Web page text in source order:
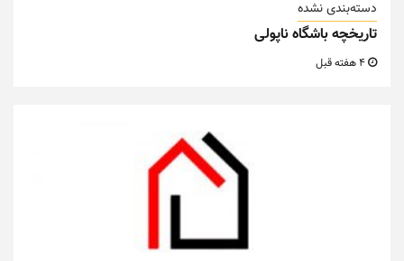
دسته‌بندی نشده
تاریخچه باشگاه ناپولی